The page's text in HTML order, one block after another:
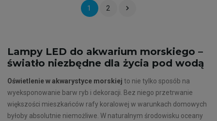
1 2 
Lampy LED do akwarium morskiego –
światło niezbędne dla życia pod wodą
Oświetlenie w akwarystyce morskiej to nie tylko sposób na
wyeksponowanie barw ryb i dekoracji. Bez niego przetrwanie
większości mieszkańców rafy koralowej w warunkach domowych
byłoby absolutnie niemożliwe. W naturalnym środowisku oceany